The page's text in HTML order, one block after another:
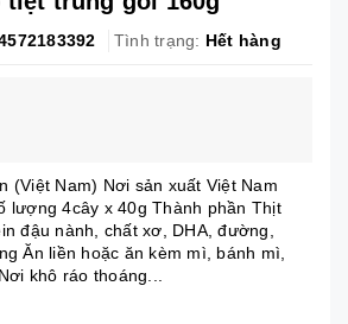
Tình trạng: Hết hàng
(Việt Nam) Nơi sản xuất Việt Nam
lượng 4cây x 40g Thành phần Thịt
đậu nành, chất xơ, DHA, đường,
Ăn liền hoặc ăn kèm mì, bánh mì,
khô ráo thoáng...